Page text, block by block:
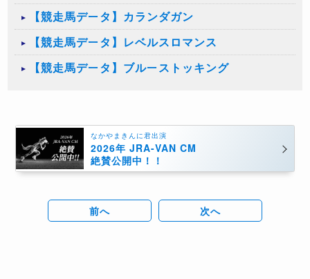
【競走馬データ】カランダガン
【競走馬データ】レベルスロマンス
【競走馬データ】ブルーストッキング
なかやまきんに君出演
2026年 JRA-VAN CM
絶賛公開中！！
前へ 次へ